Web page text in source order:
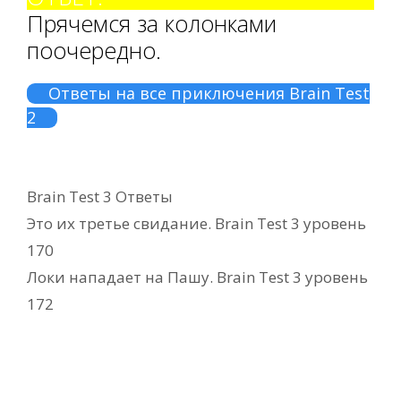
Прячемся за колонками
поочередно.
Ответы на все приключения Brain Test
2
Рубрики
Brain Test 3 Ответы
Это их третье свидание. Brain Test 3 уровень
170
Локи нападает на Пашу. Brain Test 3 уровень
172